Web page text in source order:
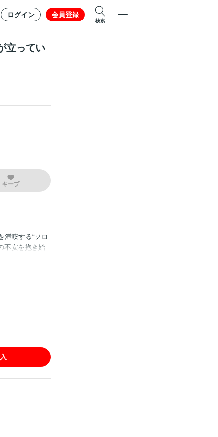
ログイン 会員登録
検索
立ってい
キープ
満喫する“ソロ
不安を抱き始
恐れられる存